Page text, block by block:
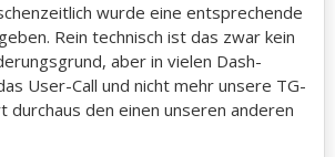
wurde eine entsprechende
Rein technisch ist das zwar kein
aber in vielen Dash-
User-Call und nicht mehr unsere TG-
durchaus den einen unseren anderen